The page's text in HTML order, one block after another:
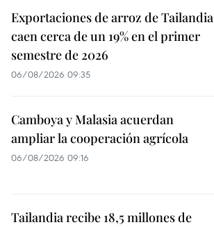
Exportaciones de arroz de Tailandia
caen cerca de un 19% en el primer
semestre de 2026
06/08/2026 09:35
Camboya y Malasia acuerdan
ampliar la cooperación agrícola
06/08/2026 09:16
Tailandia recibe 18,5 millones de